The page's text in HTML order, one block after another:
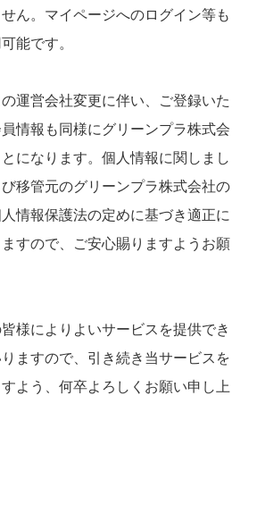
ん。マイページへのログイン等も
能です。
運営会社変更に伴い、ご登録いた
情報も同様にグリーンプラ株式会
になります。個人情報に関しまし
移管元のグリーンプラ株式会社の
情報保護法の定めに基づき適正に
すので、ご安心賜りますようお願
様によりよいサービスを提供でき
ますので、引き続き当サービスを
よう、何卒よろしくお願い申し上